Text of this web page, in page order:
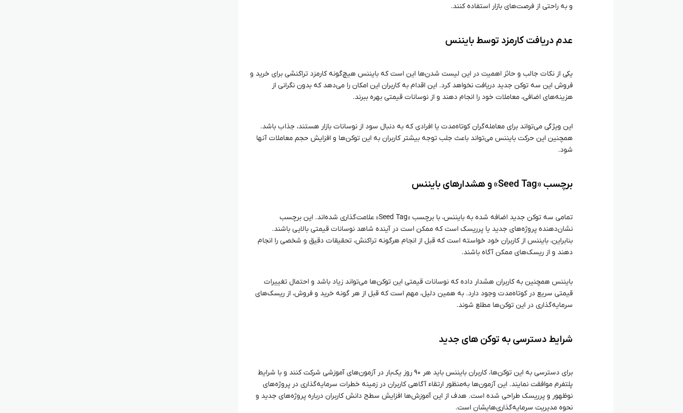
و به راحتی از فرصت‌های بازار استفاده کنند.
عدم دریافت کارمزد توسط بایننس
یکی از نکات جالب و حائز اهمیت در این لیست شدن‌ها این است که بایننس هیچ‌گونه کارمزد تراکنشی برای خرید و
فروش این سه توکن جدید دریافت نخواهد کرد. این اقدام به کاربران این امکان را می‌دهد که بدون نگرانی از
هزینه‌های اضافی، معاملات خود را انجام دهند و از نوسانات قیمتی بهره ببرند.
این ویژگی می‌تواند برای معامله‌گران کوتاه‌مدت یا افرادی که به دنبال سود از نوسانات بازار هستند، جذاب باشد.
همچنین این حرکت بایننس می‌تواند باعث جلب توجه بیشتر کاربران به این توکن‌ها و افزایش حجم معاملات آنها
شود.
برچسب «Seed Tag» و هشدارهای بایننس
تمامی سه توکن جدید اضافه شده به بایننس، با برچسب «Seed Tag» علامت‌گذاری شده‌اند. این برچسب
نشان‌دهنده پروژه‌های جدید یا پرریسک است که ممکن است در آینده شاهد نوسانات قیمتی بالایی باشند.
بنابراین، بایننس از کاربران خود خواسته است که قبل از انجام هرگونه تراکنش، تحقیقات دقیق و شخصی را انجام
دهند و از ریسک‌های ممکن آگاه باشند.
بایننس همچنین به کاربران هشدار داده که نوسانات قیمتی این توکن‌ها می‌تواند زیاد باشد و احتمال تغییرات
قیمتی سریع در کوتاه‌مدت وجود دارد. به همین دلیل، مهم است که قبل از هر گونه خرید و فروش، از ریسک‌های
سرمایه‌گذاری در این توکن‌ها مطلع شوند.
شرایط دسترسی به توکن‌ های جدید
برای دسترسی به این توکن‌ها، کاربران بایننس باید هر ۹۰ روز یک‌بار در آزمون‌های آموزشی شرکت کنند و با شرایط
پلتفرم موافقت نمایند. این آزمون‌ها به‌منظور ارتقاء آگاهی کاربران در زمینه خطرات سرمایه‌گذاری در پروژه‌های
نوظهور و پرریسک طراحی شده است. هدف از این آموزش‌ها افزایش سطح دانش کاربران درباره پروژه‌های جدید و
نحوه مدیریت سرمایه‌گذاری‌هایشان است.